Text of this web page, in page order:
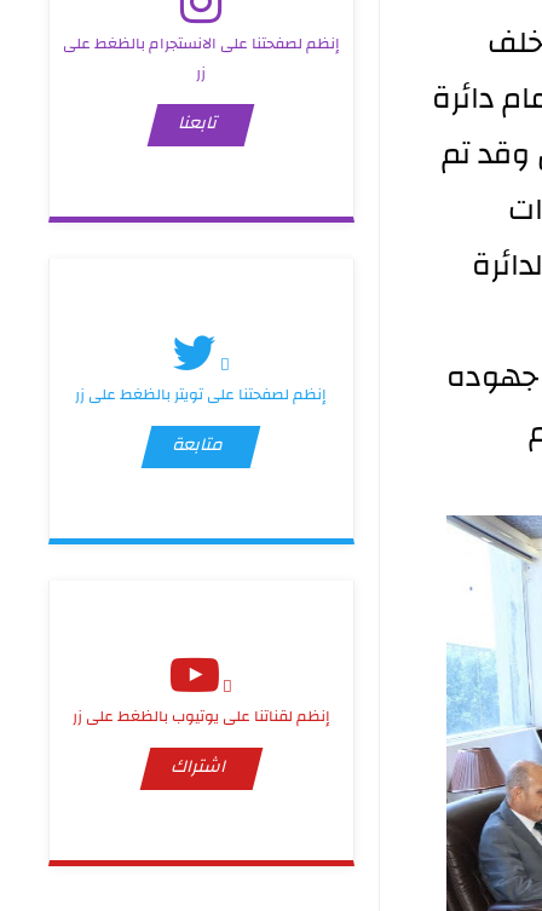
مدير عام دائرة
وقد تم
جهوده
إنظم لصفحتنا على الانستجرام بالظغط على
زر
تابعنا
إنظم لصفحتنا على تويتر بالظغط على زر
متابعة
إنظم لقناتنا على يوتيوب بالظغط على زر
اشتراك